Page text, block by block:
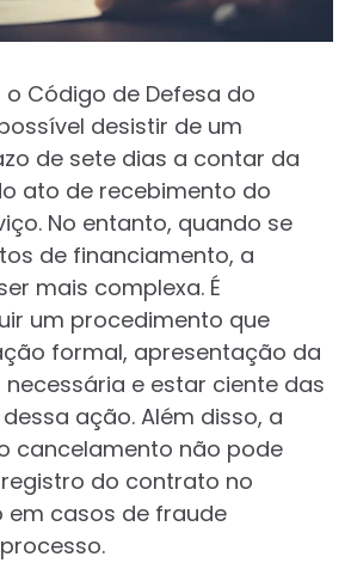
Código de Defesa do
desistir de um
de sete dias a contar da
ato de recebimento do
No entanto, quando se
de financiamento, a
mais complexa. É
um procedimento que
formal, apresentação da
e estar ciente das
ação. Além disso, a
cancelamento não pode
do contrato no
em casos de fraude